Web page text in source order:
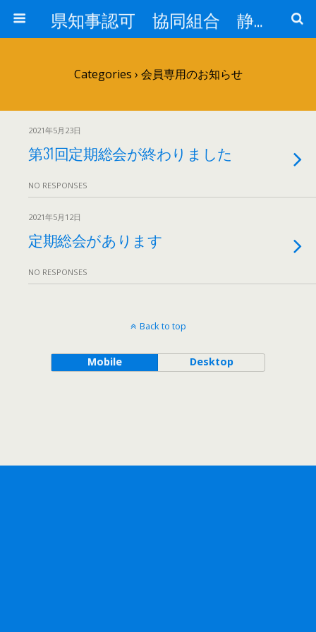
県知事認可 協同組合 静岡県私塾連盟
Categories › 会員専用のお知らせ
2021年5月23日
第31回定期総会が終わりました
NO RESPONSES
2021年5月12日
定期総会があります
NO RESPONSES
Back to top
Mobile Desktop